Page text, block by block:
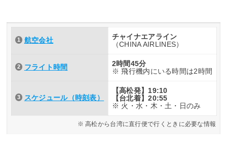
航空会社
チャイナエアライン
（CHINA AIRLINES）
フライト時間
2時間45分
※ 飛行機内にいる時間は2時間
スケジュール（時刻表）
【高松発】19:10
【台北着】20:55
※ 火・水・木・土・日のみ
高松から台湾に直行便で行くときに必要な情報